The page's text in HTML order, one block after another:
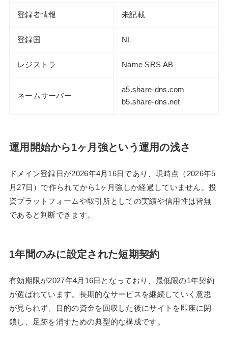
登録者情報 未記載
登録国 NL
レジストラ Name SRS AB
ネームサーバー
a5.share-dns.com
b5.share-dns.net
運用開始から1ヶ月強という運用の浅さ
ドメイン登録日が2026年4月16日であり、現時点（2026年5
月27日）で作られてから1ヶ月強しか経過していません。投
資プラットフォームや取引所としての実績や信用性は皆無
であると判断できます。
1年間のみに設定された短期契約
有効期限が2027年4月16日となっており、最低限の1年契約
が選ばれています。長期的なサービスを継続していく意思
が見られず、目的の資金を回収した後にサイトを即座に閉
鎖し、足跡を消すための典型的な構成です。